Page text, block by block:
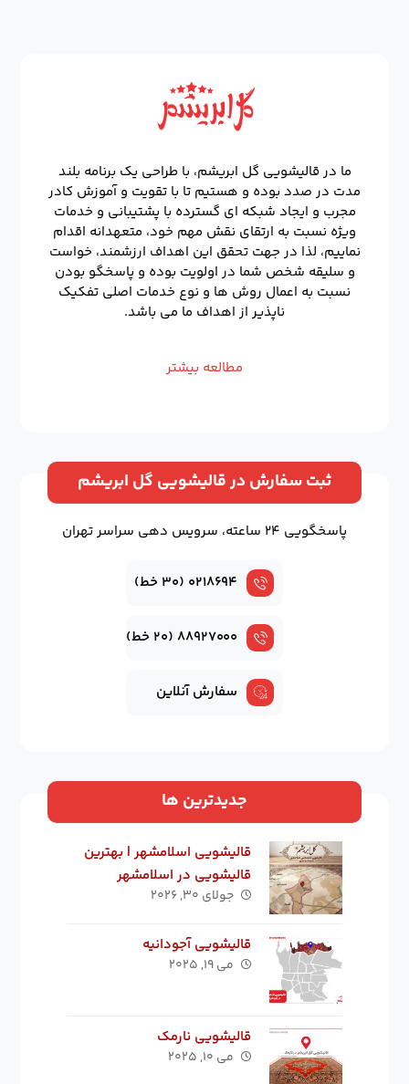
ما در قالیشویی گل ابریشم، با طراحی یک برنامه بلند
مدت در صدد بوده و هستیم تا با تقویت و آموزش کادر
مجرب و ایجاد شبکه ای گسترده با پشتیبانی و خدمات
ویژه نسبت به ارتقای نقش مهم خود، متعهدانه اقدام
نماییم، لذا در جهت تحقق این اهداف ارزشمند، خواست
و سلیقه شخص شما در اولویت بوده و پاسخگو بودن
نسبت به اعمال روش ها و نوع خدمات اصلی تفکیک
ناپذیر از اهداف ما می باشد.
مطالعه بیشتر
ثبت سفارش در قالیشویی گل ابریشم
پاسخگویی ۲۴ ساعته، سرویس دهی سراسر تهران
۰۲۱۸۶۹۴ (۳۰ خط)
۸۸۹۲۷۰۰۰ (۲۰ خط)
سفارش آنلاین
جدیدترین ها
قالیشویی اسلامشهر | بهترین
قالیشویی در اسلامشهر
جولای ۳۰, ۲۰۲۶
قالیشویی آجودانیه
می ۱۹, ۲۰۲۵
قالیشویی نارمک
می ۱۰, ۲۰۲۵